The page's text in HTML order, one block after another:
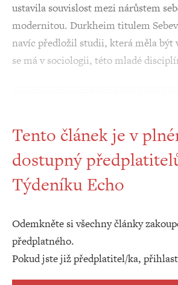
ustavila souvislost mezi nárůstem
modernitou. Durkheim titulem
navíc předložil studii, která měla být
se má v sociologii, této mladé
Tento článek je v
dostupný
Týdeníku Echo
Odemkněte si všechny články
předplatného.
Pokud jste již předplatitel/ka,